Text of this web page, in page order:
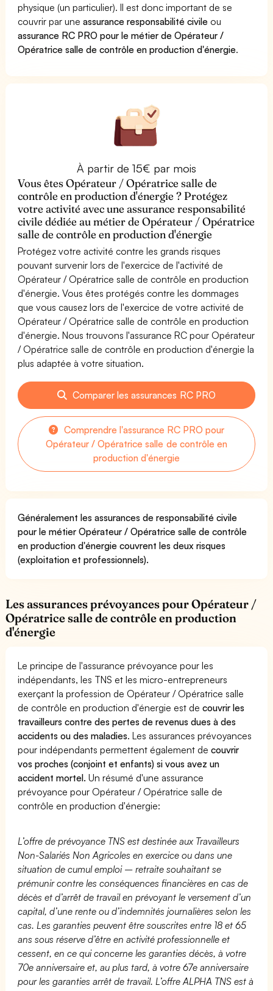
physique (un particulier). Il est donc important de se
couvrir par uneassurance responsabilité civile ou
assurance RC PRO pour le métier de Opérateur /
Opératrice salle de contrôle en production d'énergie.
À partir de 15€ par mois
Vous êtes Opérateur / Opératrice salle de
contrôle en production d'énergie ? Protégez
votre activité avec une assurance responsabilité
civile dédiée au métier de Opérateur / Opératrice
salle de contrôle en production d'énergie
Protégez votre activité contre les grands risques
pouvant survenir lors de l'exercice de l'activité de
Opérateur / Opératrice salle de contrôle en production
d'énergie. Vous êtes protégés contre les dommages
que vous causez lors de l'exercice de votre activité de
Opérateur / Opératrice salle de contrôle en production
d'énergie. Nous trouvons l'assurance RC pour Opérateur
/ Opératrice salle de contrôle en production d'énergie la
plus adaptée à votre situation.
Comparer les assurances RC PRO
Comprendre l'assurance RC PRO pour
Opérateur / Opératrice salle de contrôle en
production d'énergie
Généralement les assurances de responsabilité civile
pour le métier Opérateur / Opératrice salle de contrôle
en production d'énergie couvrent les deux risques
(exploitation et professionnels).
Les assurances prévoyances pour Opérateur /
Opératrice salle de contrôle en production
d'énergie
Le principe de l'assurance prévoyance pour les
indépendants, les TNS et les micro-entrepreneurs
exerçant la profession de Opérateur / Opératrice salle
de contrôle en production d'énergie est decouvrir les
travailleurs contre des pertes de revenus dues à des
accidents ou des maladies. Les assurances prévoyances
pour indépendants permettent également decouvrir
vos proches (conjoint et enfants) si vous avez un
accident mortel. Un résumé d'une assurance
prévoyance pour Opérateur / Opératrice salle de
contrôle en production d'énergie:
L’offre de prévoyance TNS est destinée aux Travailleurs
Non-Salariés Non Agricoles en exercice ou dans une
situation de cumul emploi – retraite souhaitant se
prémunir contre les conséquences financières en cas de
décès et d’arrêt de travail en prévoyant le versement d’un
capital, d’une rente ou d’indemnités journalières selon les
cas. Les garanties peuvent être souscrites entre 18 et 65
ans sous réserve d’être en activité professionnelle et
cessent, en ce qui concerne les garanties décès, à votre
70e anniversaire et, au plus tard, à votre 67e anniversaire
pour les garanties arrêt de travail. L’offre ALPHA TNS est à